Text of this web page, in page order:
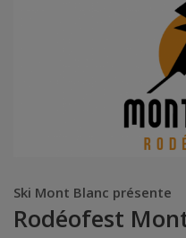
Ski Mont Blanc présente
Rodéofest